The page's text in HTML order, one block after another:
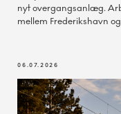
nyt overgangsanlæg.
mellem Frederikshavn
06.07.2026